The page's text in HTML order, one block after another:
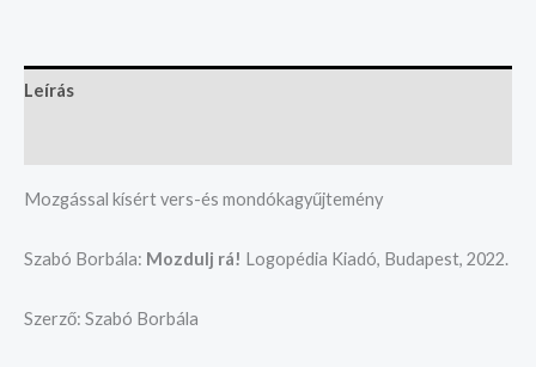
Leírás
Mozgással kísért vers-és mondókagyűjtemény
Szabó Borbála: Mozdulj rá! Logopédia Kiadó, Budapest, 2022.
Szerző: Szabó Borbála